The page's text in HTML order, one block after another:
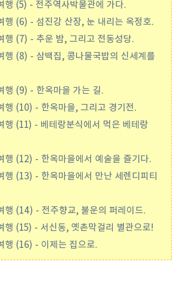
행 (5) - 전주역사박물관에 가다.
행 (6) - 섬진강 산장, 눈 내리는 옥정호.
행 (7) - 추운 밤, 그리고 전동성당.
행 (8) - 삼백집, 콩나물국밥의 신세계를
행 (9) - 한옥마을 가는 길.
행 (10) - 한옥마을, 그리고 경기전.
행 (11) - 베테랑분식에서 먹은 베테랑
행 (12) - 한옥마을에서 예술을 즐기다.
행 (13) - 한옥마을에서 만난 세렌디피티
행 (14) - 전주향교, 불운의 퍼레이드.
행 (15) - 서신동, 옛촌막걸리 별관으로!
행 (16) - 이제는 집으로.